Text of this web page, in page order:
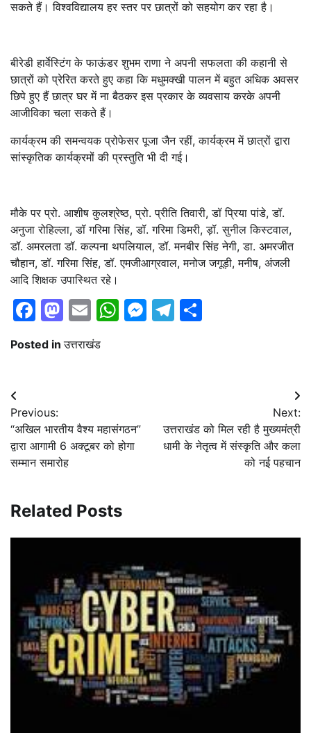
सकते हैं। विश्वविद्यालय हर स्तर पर छात्रों को सहयोग कर रहा है।
बीरेडी हार्वेस्टिंग के फाऊंडर शुभम राणा ने अपनी सफलता की कहानी से
छात्रों को प्रेरित करते हुए कहा कि मधुमक्खी पालन में बहुत अधिक अवसर
छिपे हुए हैं छात्र घर में ना बैठकर इस प्रकार के व्यवसाय करके अपनी
आजीविका चला सकते हैं।
कार्यक्रम की समन्वयक प्रोफेसर पूजा जैन रहीं, कार्यक्रम में छात्रों द्वारा
सांस्कृतिक कार्यक्रमों की प्रस्तुति भी दी गई।
मौके पर प्रो. आशीष कुलश्रेष्ठ, प्रो. प्रीति तिवारी, डॉ प्रिया पांडे, डॉ.
अनुजा रोहिल्ला, डॉ गरिमा सिंह, डॉ. गरिमा डिमरी, ड़ॉ. सुनील किस्टवाल,
डॉ. अमरलता डॉ. कल्पना थपलियाल, डॉ. मनबीर सिंह नेगी, डा. अमरजीत
चौहान, डॉ. गरिमा सिंह, डॉ. एमजीआग्रवाल, मनोज जगूड़ी, मनीष, अंजली
आदि शिक्षक उपास्थित रहे।
Facebook
Mastodon
EmailWhatsApp
Messenger
Telegram
Posted inउत्तराखंड
Post
navigation
Previous:
“अखिल भारतीय वैश्य महासंगठन”
द्वारा आगामी 6 अक्टूबर को होगा
सम्मान समारोह
Next:
उत्तराखंड को मिल रही है मुख्यमंत्री
धामी के नेतृत्व में संस्कृति और कला
को नई पहचान
Related Posts